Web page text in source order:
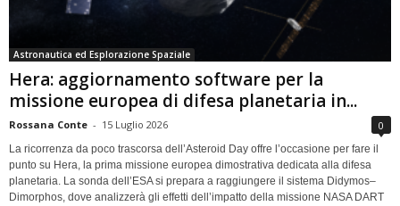
Astronautica ed Esplorazione Spaziale
Hera: aggiornamento software per la
missione europea di difesa planetaria in...
Rossana Conte - 15 Luglio 2026 0
La ricorrenza da poco trascorsa dell’Asteroid Day offre l’occasione per fare il
punto su Hera, la prima missione europea dimostrativa dedicata alla difesa
planetaria. La sonda dell’ESA si prepara a raggiungere il sistema Didymos–
Dimorphos, dove analizzerà gli effetti dell’impatto della missione NASA DART